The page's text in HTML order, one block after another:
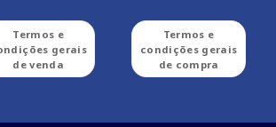
Termos e
gerais
de venda
Termos e
condições gerais
de compra